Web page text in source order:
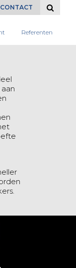
CONTACT
Referenten